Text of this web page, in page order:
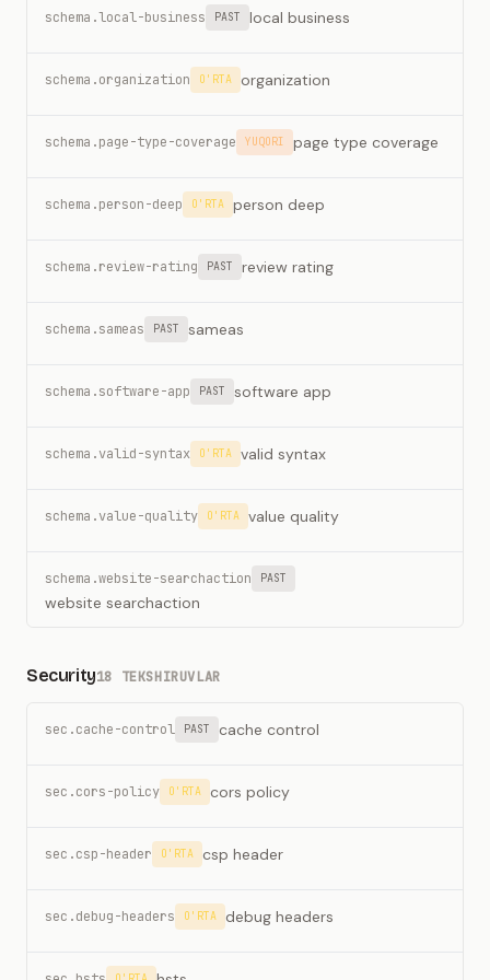
schema.local-business PAST local business
schema.organization O'RTA organization
schema.page-type-coverage YUQORI page type coverage
schema.person-deep O'RTA person deep
schema.review-rating PAST review rating
schema.sameas PAST sameas
schema.software-app PAST software app
schema.valid-syntax O'RTA valid syntax
schema.value-quality O'RTA value quality
schema.website-searchaction PAST
website searchaction
Security18 TEKSHIRUVLAR
sec.cache-control PAST cache control
sec.cors-policy O'RTA cors policy
sec.csp-header O'RTA csp header
sec.debug-headers O'RTA debug headers